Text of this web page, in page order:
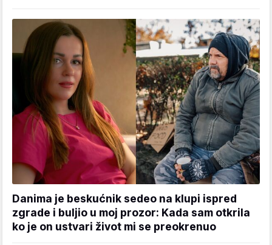
Danima je beskućnik sedeo na klupi ispred
zgrade i buljio u moj prozor: Kada sam otkrila
ko je on ustvari život mi se preokrenuo